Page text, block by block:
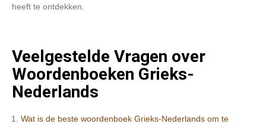
heeft te ontdekken.
Veelgestelde Vragen over
Woordenboeken Grieks-
Nederlands
Wat is de beste woordenboek Grieks-Nederlands om te